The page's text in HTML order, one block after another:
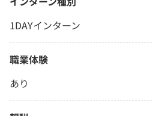
1DAYインターン
職業体験
あり